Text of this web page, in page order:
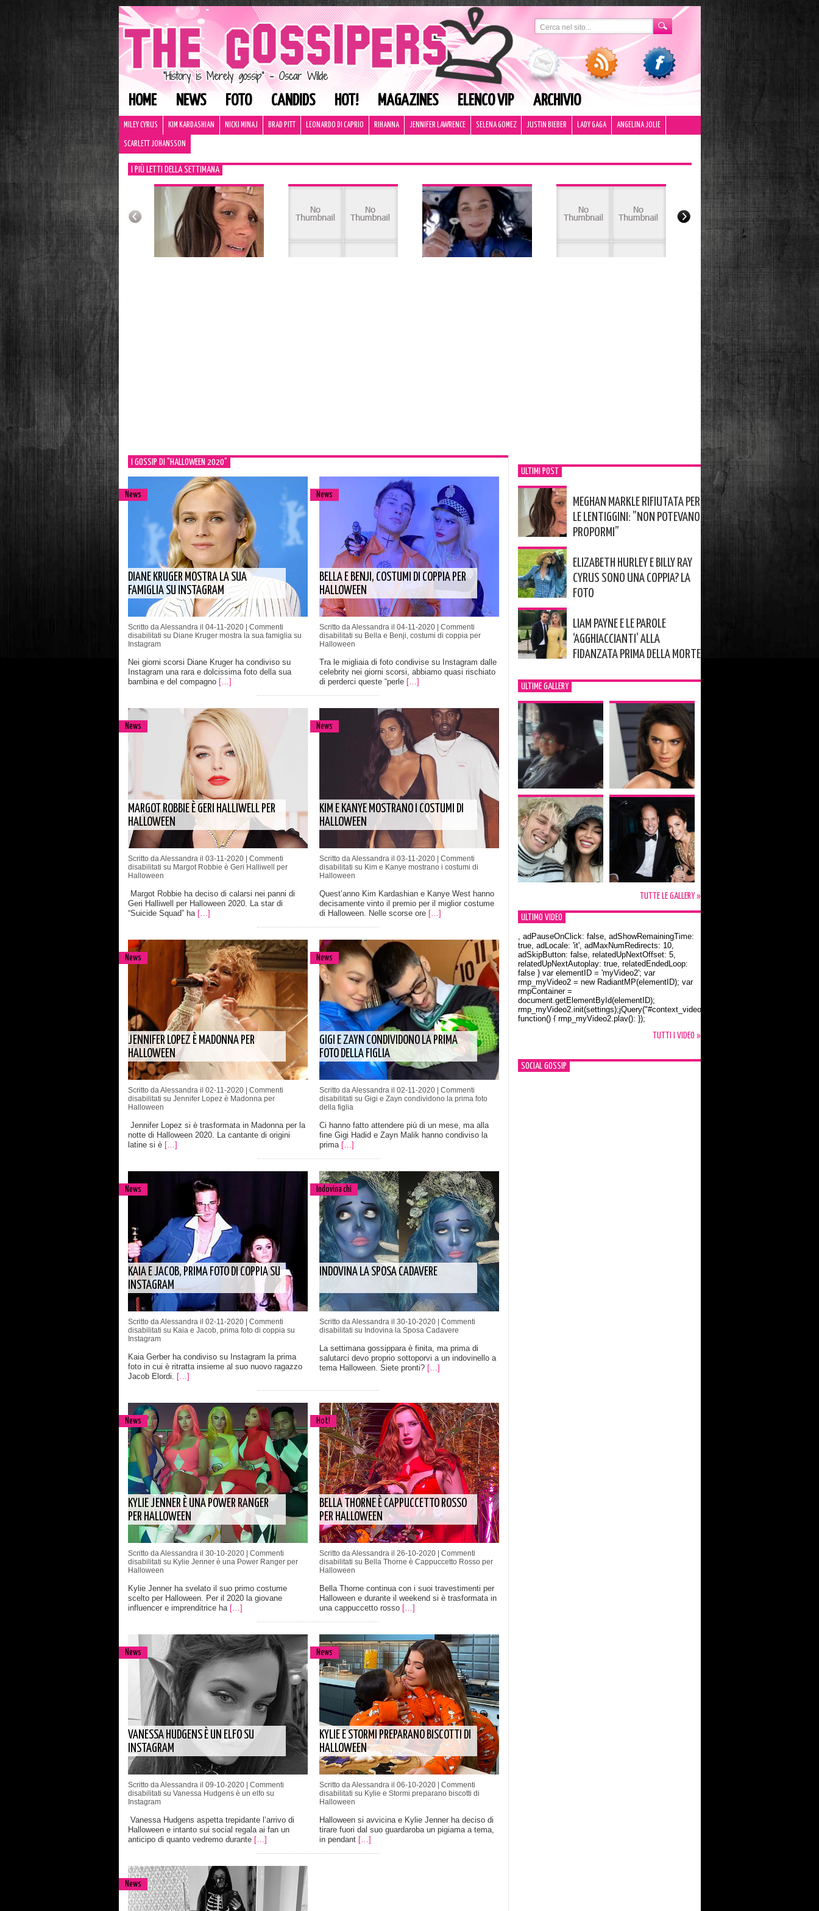
HOME NEWS FOTO CANDIDS HOT! MAGAZINES ELENCO VIP ARCHIVIO
MILEY CYRUS KIM KARDASHIAN NICKI MINAJ BRAD PITT LEONARDO DI CAPRIO RIHANNA JENNIFER LAWRENCE SELENA GOMEZ JUSTIN BIEBER LADY GAGA ANGELINA JOLIE
SCARLETT JOHANSSON
I PIÙ LETTI DELLA SETTIMANA
I GOSSIP DI "HALLOWEEN 2020"
News
DIANE KRUGER MOSTRA LA SUA
FAMIGLIA SU INSTAGRAM
Scritto da Alessandra il 04-11-2020 | Commenti
disabilitati su Diane Kruger mostra la sua famiglia su
Instagram
Nei giorni scorsi Diane Kruger ha condiviso su
Instagram una rara e dolcissima foto della sua
bambina e del compagno […]
News
BELLA E BENJI, COSTUMI DI COPPIA PER
HALLOWEEN
Scritto da Alessandra il 04-11-2020 | Commenti
disabilitati su Bella e Benji, costumi di coppia per
Halloween
Tra le migliaia di foto condivise su Instagram dalle
celebrity nei giorni scorsi, abbiamo quasi rischiato
di perderci queste “perle […]
News
MARGOT ROBBIE È GERI HALLIWELL PER
HALLOWEEN
Scritto da Alessandra il 03-11-2020 | Commenti
disabilitati su Margot Robbie è Geri Halliwell per
Halloween
Margot Robbie ha deciso di calarsi nei panni di
Geri Halliwell per Halloween 2020. La star di
“Suicide Squad” ha […]
News
KIM E KANYE MOSTRANO I COSTUMI DI
HALLOWEEN
Scritto da Alessandra il 03-11-2020 | Commenti
disabilitati su Kim e Kanye mostrano i costumi di
Halloween
Quest’anno Kim Kardashian e Kanye West hanno
decisamente vinto il premio per il miglior costume
di Halloween. Nelle scorse ore […]
News
JENNIFER LOPEZ È MADONNA PER
HALLOWEEN
Scritto da Alessandra il 02-11-2020 | Commenti
disabilitati su Jennifer Lopez è Madonna per
Halloween
Jennifer Lopez si è trasformata in Madonna per la
notte di Halloween 2020. La cantante di origini
latine si è […]
News
GIGI E ZAYN CONDIVIDONO LA PRIMA
FOTO DELLA FIGLIA
Scritto da Alessandra il 02-11-2020 | Commenti
disabilitati su Gigi e Zayn condividono la prima foto
della figlia
Ci hanno fatto attendere più di un mese, ma alla
fine Gigi Hadid e Zayn Malik hanno condiviso la
prima […]
News
KAIA E JACOB, PRIMA FOTO DI COPPIA SU
INSTAGRAM
Scritto da Alessandra il 02-11-2020 | Commenti
disabilitati su Kaia e Jacob, prima foto di coppia su
Instagram
Kaia Gerber ha condiviso su Instagram la prima
foto in cui è ritratta insieme al suo nuovo ragazzo
Jacob Elordi. […]
Indovina chi
INDOVINA LA SPOSA CADAVERE
Scritto da Alessandra il 30-10-2020 | Commenti
disabilitati su Indovina la Sposa Cadavere
La settimana gossippara è finita, ma prima di
salutarci devo proprio sottoporvi a un indovinello a
tema Halloween. Siete pronti? […]
News
KYLIE JENNER È UNA POWER RANGER
PER HALLOWEEN
Scritto da Alessandra il 30-10-2020 | Commenti
disabilitati su Kylie Jenner è una Power Ranger per
Halloween
Kylie Jenner ha svelato il suo primo costume
scelto per Halloween. Per il 2020 la giovane
influencer e imprenditrice ha […]
Hot!
BELLA THORNE È CAPPUCCETTO ROSSO
PER HALLOWEEN
Scritto da Alessandra il 26-10-2020 | Commenti
disabilitati su Bella Thorne è Cappuccetto Rosso per
Halloween
Bella Thorne continua con i suoi travestimenti per
Halloween e durante il weekend si è trasformata in
una cappuccetto rosso […]
News
VANESSA HUDGENS È UN ELFO SU
INSTAGRAM
Scritto da Alessandra il 09-10-2020 | Commenti
disabilitati su Vanessa Hudgens è un elfo su
Instagram
Vanessa Hudgens aspetta trepidante l’arrivo di
Halloween e intanto sui social regala ai fan un
anticipo di quanto vedremo durante […]
News
KYLIE E STORMI PREPARANO BISCOTTI DI
HALLOWEEN
Scritto da Alessandra il 06-10-2020 | Commenti
disabilitati su Kylie e Stormi preparano biscotti di
Halloween
Halloween si avvicina e Kylie Jenner ha deciso di
tirare fuori dal suo guardaroba un pigiama a tema,
in pendant […]
News
ULTIMI POST
MEGHAN MARKLE RIFIUTATA PER
LE LENTIGGINI: ”NON POTEVANO
PROPORMI”
ELIZABETH HURLEY E BILLY RAY
CYRUS SONO UNA COPPIA? LA
FOTO
LIAM PAYNE E LE PAROLE
‘AGGHIACCIANTI’ ALLA
FIDANZATA PRIMA DELLA MORTE
ULTIME GALLERY
TUTTE LE GALLERY »
ULTIMO VIDEO
Orlando Bloom e la t-shirt dedicata a Flynn
, adPauseOnClick: false, adShowRemainingTime:
true, adLocale: 'it', adMaxNumRedirects: 10,
adSkipButton: false, relatedUpNextOffset: 5,
relatedUpNextAutoplay: true, relatedEndedLoop:
false } var elementID = 'myVideo2'; var
rmp_myVideo2 = new RadiantMP(elementID); var
rmpContainer =
document.getElementById(elementID);
rmp_myVideo2.init(settings);jQuery("#context_video2").one("mouseover",
function() { rmp_myVideo2.play(); });
TUTTI I VIDEO »
SOCIAL GOSSIP